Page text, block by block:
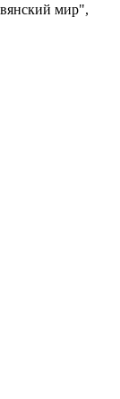
мир",